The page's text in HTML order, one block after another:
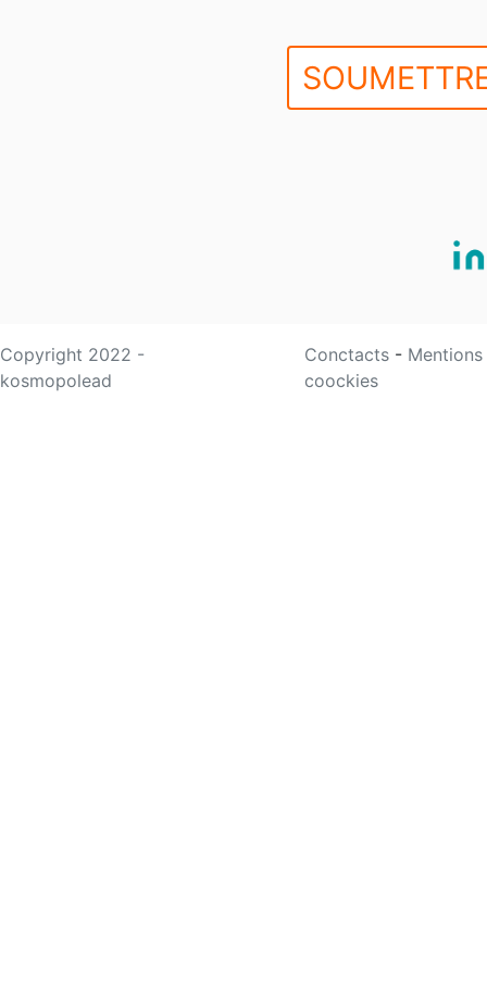
Copyright 2022 -
kosmopolead
Conctacts -
coockies